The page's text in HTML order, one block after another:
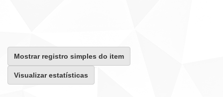
Mostrar registro simples do item
Visualizar estatísticas